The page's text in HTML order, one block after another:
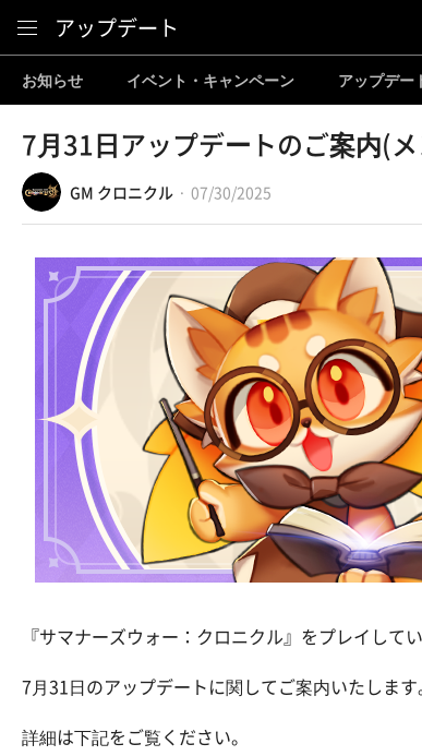
アップデート
お知らせ イベント・キャンペーン アップデー
7月31日アップデートのご案内(
GM クロニクル 07/30/2025
『サマナーズウォー：クロニクル』をプレイして
7月31日のアップデートに関してご案内いたします
詳細は下記をご覧ください。